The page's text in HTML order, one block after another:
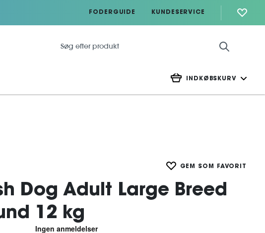
FODERGUIDE KUNDESERVICE
INDKØBSKURV
GEM SOM FAVORIT
Dog Adult Large Breed
12 kg